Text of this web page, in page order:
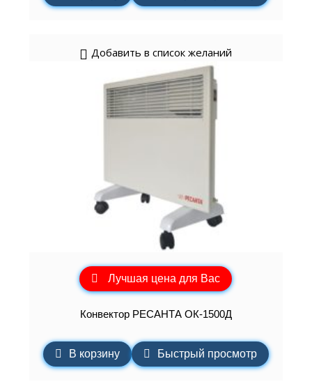
Добавить в список желаний
Лучшая цена для Вас
Конвектор РЕСАНТА ОК-1500Д
В корзину Быстрый просмотр